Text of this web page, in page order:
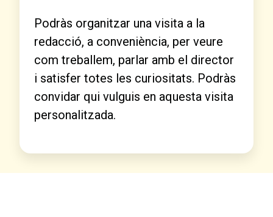
Podràs organitzar una visita a la
redacció, a conveniència, per veure
com treballem, parlar amb el director
i satisfer totes les curiositats. Podràs
convidar qui vulguis en aquesta visita
personalitzada.